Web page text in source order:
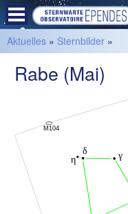
Aktuelles » Sternbilder »
Rabe (Mai)